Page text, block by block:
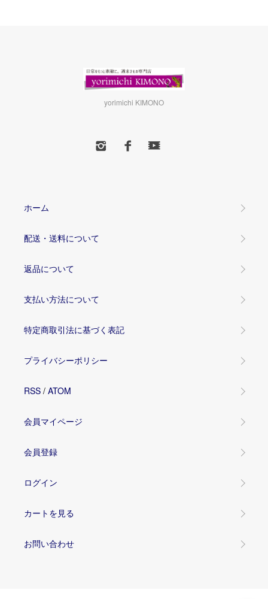
yorimichi KIMONO
ホーム
配送・送料について
返品について
支払い方法について
特定商取引法に基づく表記
プライバシーポリシー
RSS / ATOM
会員マイページ
会員登録
ログイン
カートを見る
お問い合わせ